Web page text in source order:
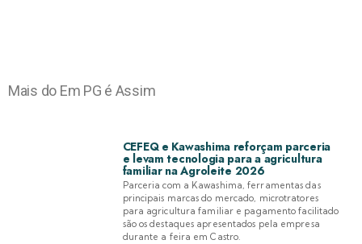
Mais do Em PG é Assim
CEFEQ e Kawashima reforçam parceria
e levam tecnologia para a agricultura
familiar na Agroleite 2026
Parceria com a Kawashima, ferramentas das
principais marcas do mercado, microtratores
para agricultura familiar e pagamento facilitado
são os destaques apresentados pela empresa
durante a feira em Castro.